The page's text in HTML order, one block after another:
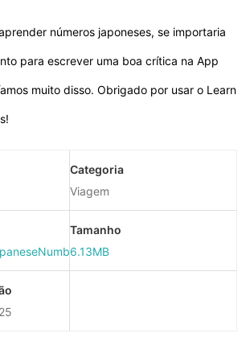
números japoneses, se importaria
para escrever uma boa crítica na App
muito disso. Obrigado por usar o Learn
Categoria
Viagem
Tamanho
6.13MB